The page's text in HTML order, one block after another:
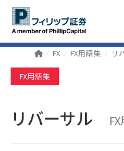
FX FX用語集 リ
FX用語集
リバーサル